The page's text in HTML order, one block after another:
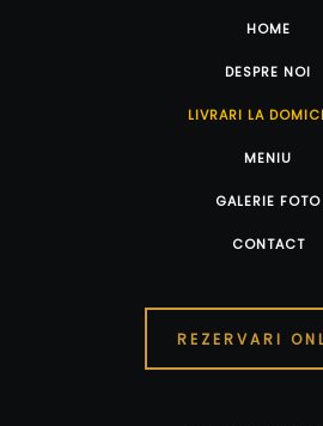
HOME
DESPRE NOI
LIVRARI LA
MENIU
GALERIE FOTO
CONTACT
REZERVARI